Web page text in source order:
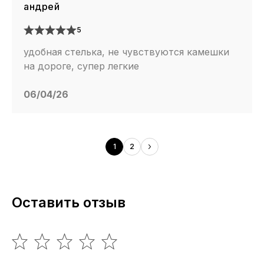
андрей
5
удобная стелька, не чувствуются камешки
на дороге, супер легкие
06/04/26
1 2
Оставить отзыв